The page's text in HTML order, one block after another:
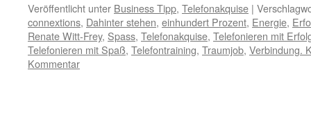
Veröffentlicht unter Business Tipp, Telefonakquise |
connextions, Dahinter stehen, einhundert Prozent, Energie,
Renate Witt-Frey, Spass, Telefonakquise, Telefonieren mit
Telefonieren mit Spaß, Telefontraining, Traumjob, Verbindung.
Kommentar